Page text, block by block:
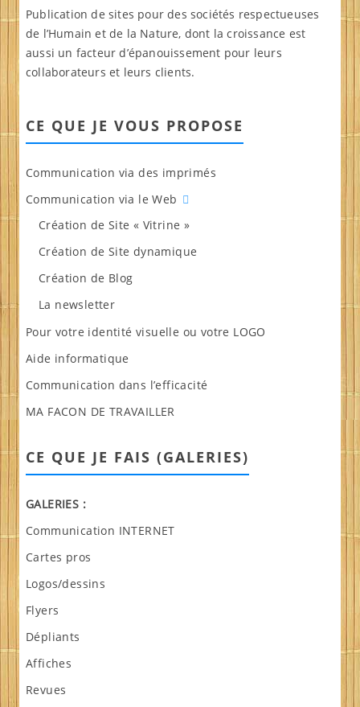
Publication de sites pour des sociétés respectueuses
de l’Humain et de la Nature, dont la croissance est
aussi un facteur d’épanouissement pour leurs
collaborateurs et leurs clients.
CE QUE JE VOUS PROPOSE
Communication via des imprimés
Communication via le Web
Création de Site « Vitrine »
Création de Site dynamique
Création de Blog
La newsletter
Pour votre identité visuelle ou votre LOGO
Aide informatique
Communication dans l’efficacité
MA FACON DE TRAVAILLER
CE QUE JE FAIS (GALERIES)
GALERIES :
Communication INTERNET
Cartes pros
Logos/dessins
Flyers
Dépliants
Affiches
Revues